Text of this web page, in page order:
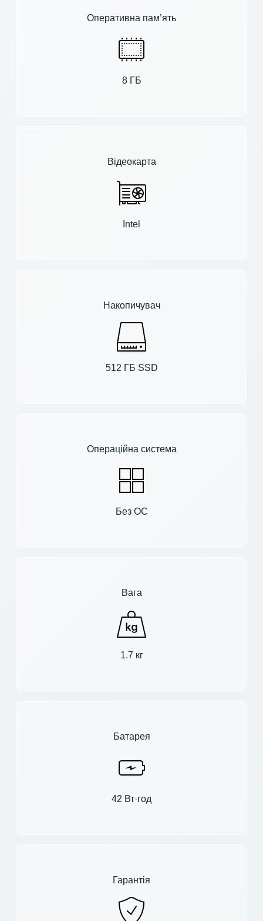
Оперативна пам’ять
8 ГБ
Відеокарта
Intel
Накопичувач
512 ГБ SSD
Операційна система
Без ОС
Вага
1.7 кг
Батарея
42 Вт·год
Гарантія